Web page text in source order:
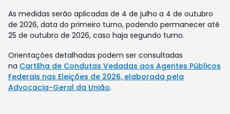
As medidas serão aplicadas de 4 de julho a 4 de outubro
de 2026, data do primeiro turno, podendo permanecer até
25 de outubro de 2026, caso haja segundo turno.
Orientações detalhadas podem ser consultadas
na Cartilha de Condutas Vedadas aos Agentes Públicos
Federais nas Eleições de 2026, elaborada pela
Advocacia-Geral da União.